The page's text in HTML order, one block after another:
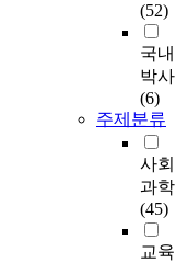
(52)
국내
박사
(6)
주제분류
사회
과학
(45)
교육